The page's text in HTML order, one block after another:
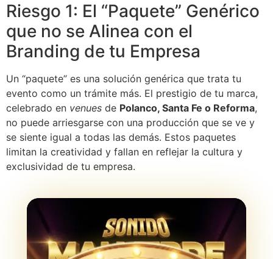
Riesgo 1: El “Paquete” Genérico
que no se Alinea con el
Branding de tu Empresa
Un “paquete” es una solución genérica que trata tu
evento como un trámite más. El prestigio de tu marca,
celebrado en venues de Polanco, Santa Fe o Reforma,
no puede arriesgarse con una producción que se ve y
se siente igual a todas las demás. Estos paquetes
limitan la creatividad y fallan en reflejar la cultura y
exclusividad de tu empresa.